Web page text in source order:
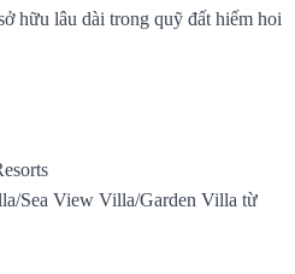
hữu lâu dài trong quỹ đất hiếm hoi
Sea View Villa/Garden Villa từ